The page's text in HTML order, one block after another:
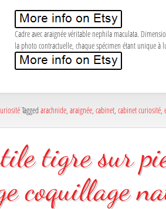
Cadre avec araignée véritable nephila maculata.
la photo contractuelle, chaque spécimen étant unique
Tagged arachnide araignée cabinet cabinet curiosité
tigre sur
coquillage